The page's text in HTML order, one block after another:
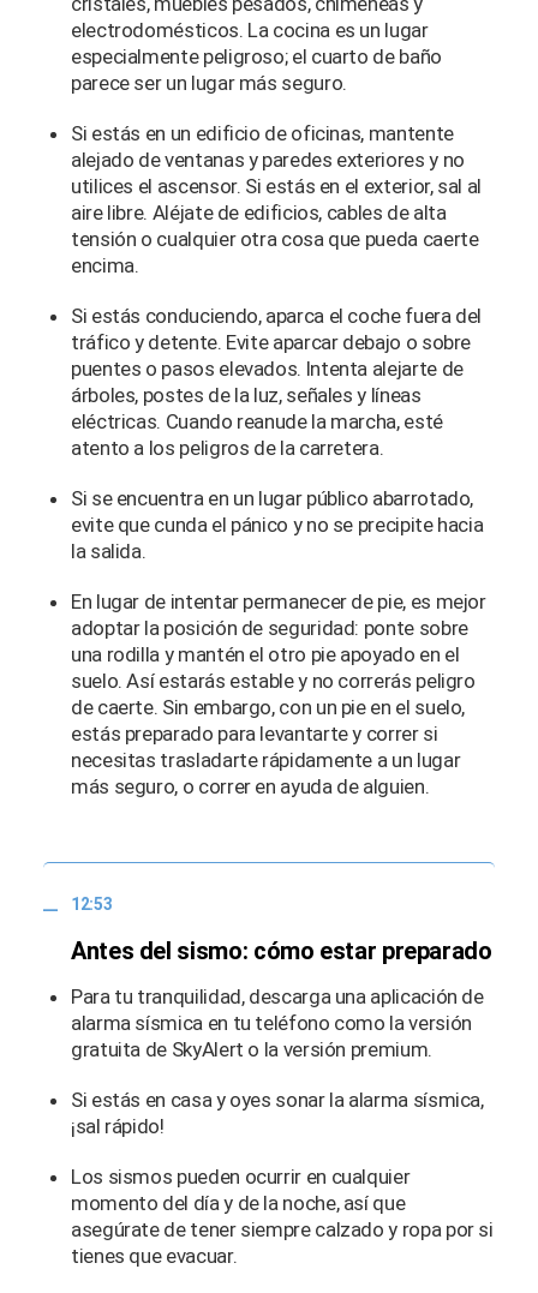
electrodomésticos. La cocina es un lugar
especialmente peligroso; el cuarto de baño
parece ser un lugar más seguro.
Si estás en un edificio de oficinas, mantente
alejado de ventanas y paredes exteriores y no
utilices el ascensor. Si estás en el exterior, sal al
aire libre. Aléjate de edificios, cables de alta
tensión o cualquier otra cosa que pueda caerte
encima.
Si estás conduciendo, aparca el coche fuera del
tráfico y detente. Evite aparcar debajo o sobre
puentes o pasos elevados. Intenta alejarte de
árboles, postes de la luz, señales y líneas
eléctricas. Cuando reanude la marcha, esté
atento a los peligros de la carretera.
Si se encuentra en un lugar público abarrotado,
evite que cunda el pánico y no se precipite hacia
la salida.
En lugar de intentar permanecer de pie, es mejor
adoptar la posición de seguridad: ponte sobre
una rodilla y mantén el otro pie apoyado en el
suelo. Así estarás estable y no correrás peligro
de caerte. Sin embargo, con un pie en el suelo,
estás preparado para levantarte y correr si
necesitas trasladarte rápidamente a un lugar
más seguro, o correr en ayuda de alguien.
12:53
Antes del sismo: cómo estar preparado
Para tu tranquilidad, descarga una aplicación de
alarma sísmica en tu teléfono como la versión
gratuita de SkyAlert o la versión premium.
Si estás en casa y oyes sonar la alarma sísmica,
¡sal rápido!
Los sismos pueden ocurrir en cualquier
momento del día y de la noche, así que
asegúrate de tener siempre calzado y ropa por si
tienes que evacuar.